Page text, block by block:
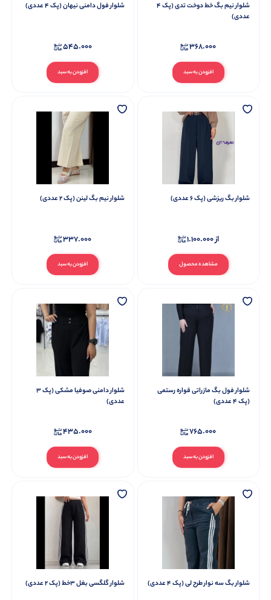
شلوار نیم بگ خط دوخت تدی (پک 4
عددی)
افزودن به سبد
368.000
شلوار فول دامنی نیهان (پک 4 عددی)
افزودن به سبد
545.000
شلوار بگ ریزشی (پک 6 عددی)
مشاهده محصول
از1.100.000
شلوار نیم بگ لینن (پک 2 عددی)
افزودن به سبد
337.000
شلوار فول بگ مازراتی قواره رستمی
(پک 4 عددی)
افزودن به سبد
765.000
شلوار دامنی صوفیا مشکی (پک 3
عددی)
افزودن به سبد
435.000
شلوار بگ سه نوار طرح لی (پک 4 عددی) شلوار گلگسی بغل ۳خط (پک 2 عددی)